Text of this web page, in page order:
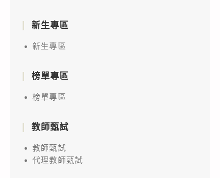
新生專區
新生專區
榜單專區
榜單專區
教師甄試
教師甄試
代理教師甄試